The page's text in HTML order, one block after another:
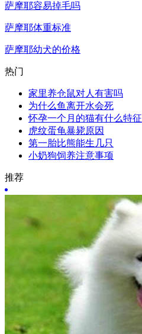
萨摩耶容易掉毛吗
萨摩耶体重标准
萨摩耶幼犬的价格
热门
家里养仓鼠对人有害吗
为什么鱼离开水会死
怀孕一个月的猫有什么特征
虎纹蛋龟暴毙原因
第一胎比熊能生几只
小奶狗饲养注意事项
推荐